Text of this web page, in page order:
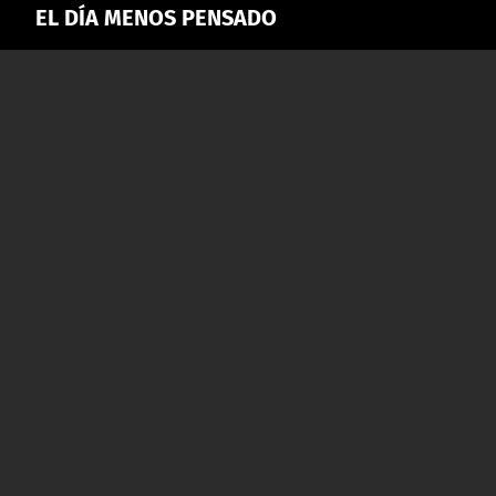
EL DÍA MENOS PENSADO